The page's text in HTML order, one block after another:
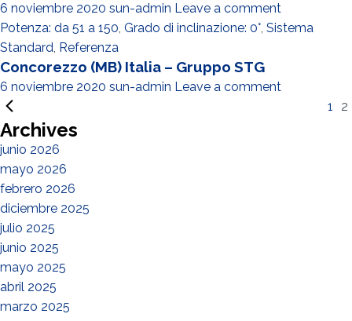
6 noviembre 2020 sun-admin Leave a comment
Potenza: da 51 a 150, Grado di inclinazione: 0°, Sistema
Standard, Referenza
Concorezzo (MB) Italia – Gruppo STG
6 noviembre 2020 sun-admin Leave a comment
1
2
Archives
junio 2026
mayo 2026
febrero 2026
diciembre 2025
julio 2025
junio 2025
mayo 2025
abril 2025
marzo 2025